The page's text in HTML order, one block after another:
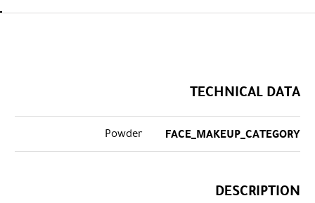
TECHNICAL DATA
FACE_MAKEUP_CATEGORY
Powder
DESCRIPTION